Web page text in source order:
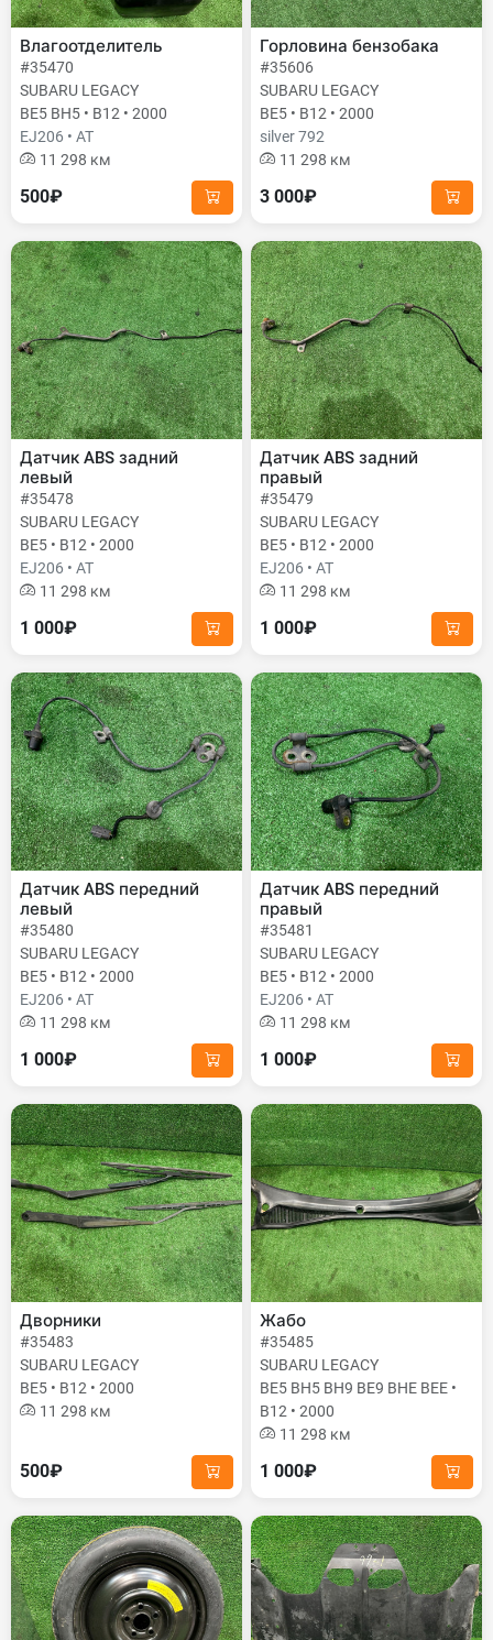
Влагоотделитель
#35470
SUBARU LEGACY
BE5 BH5 • B12 • 2000
EJ206 • AT
11 298 км
500₽
Горловина бензобака
#35606
SUBARU LEGACY
BE5 • B12 • 2000
silver 792
11 298 км
3 000₽
Датчик ABS задний
левый
#35478
SUBARU LEGACY
BE5 • B12 • 2000
EJ206 • AT
11 298 км
1 000₽
Датчик ABS задний
правый
#35479
SUBARU LEGACY
BE5 • B12 • 2000
EJ206 • AT
11 298 км
1 000₽
Датчик ABS передний
левый
#35480
SUBARU LEGACY
BE5 • B12 • 2000
EJ206 • AT
11 298 км
1 000₽
Датчик ABS передний
правый
#35481
SUBARU LEGACY
BE5 • B12 • 2000
EJ206 • AT
11 298 км
1 000₽
Дворники
#35483
SUBARU LEGACY
BE5 • B12 • 2000
11 298 км
500₽
Жабо
#35485
SUBARU LEGACY
BE5 BH5 BH9 BE9 BHE BEE •
B12 • 2000
11 298 км
1 000₽